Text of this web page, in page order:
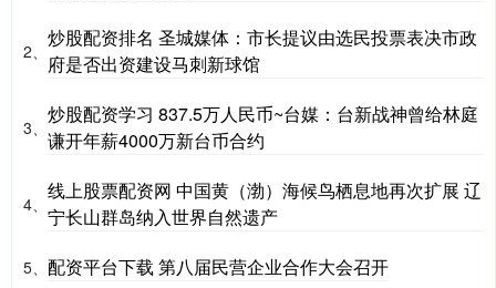
2、
炒股配资排名 圣城媒体：市长提议由选民投票表决市政
府是否出资建设马刺新球馆
3、
炒股配资学习 837.5万人民币~台媒：台新战神曾给林庭
谦开年薪4000万新台币合约
4、
线上股票配资网 中国黄（渤）海候鸟栖息地再次扩展 辽
宁长山群岛纳入世界自然遗产
5、 配资平台下载 第八届民营企业合作大会召开